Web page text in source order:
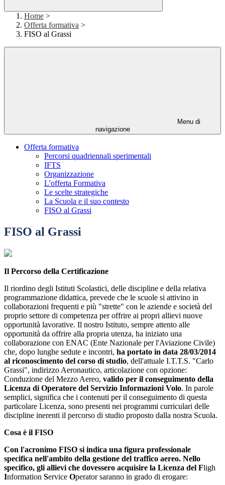
Home >
Offerta formativa >
FISO al Grassi
Menu di
navigazione
Offerta formativa
Percorsi quadriennali sperimentali
IFTS
Organizzazione
L'offerta Formativa
Le scelte strategiche
La Scuola e il suo contesto
FISO al Grassi
FISO al Grassi
Il Percorso della Certificazione
Il riordino degli Istituti Scolastici, delle discipline e della relativa
programmazione didattica, prevede che le scuole si attivino in
collaborazioni frequenti e più "strette" con le aziende e società del
proprio settore di competenza per offrire ai propri allievi nuove
opportunità lavorative. Il nostro Istituto, sempre attento alle
opportunità da offrire alla propria utenza, ha iniziato una
collaborazione con ENAC (Ente Nazionale per l'Aviazione Civile)
che, dopo lunghe sedute e incontri, ha portato in data 28/03/2014
al riconoscimento del corso di studio, dell'attuale I.T.T.S. "Carlo
Grassi", indirizzo Aeronautico, articolazione con opzione:
Conduzione del Mezzo Aereo, valido per il conseguimento della
Licenza di Operatore del Servizio Informazioni Volo. In parole
semplici, significa che i contenuti per il conseguimento di questa
particolare Licenza, sono presenti nei programmi curriculari delle
discipline inerenti il percorso di studio proposto dalla nostra Scuola.
Cosa è il FISO
Con l'acronimo FISO si indica una figura professionale
specifica nell'ambito della gestione del traffico aereo. Nello
specifico, gli allievi che dovessero acquisire la Licenza del Fligh
Information Service Operator saranno in grado di erogare: